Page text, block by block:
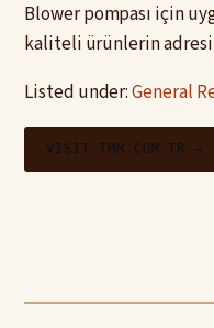
Blower pompası için
kaliteli ürünlerin adresi
Listed under:General
VISIT TMM.COM.TR →